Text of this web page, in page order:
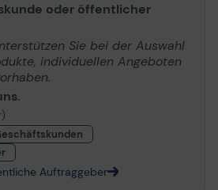
oder öffentlicher
Sie bei der Auswahl
individuellen Angeboten
Auftraggeber